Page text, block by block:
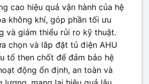
cao hiệu quả vận hành của hệ
không khí, góp phần tối ưu
và giảm thiểu rủi ro kỹ thuật.
chọn và lắp đặt tủ điện AHU
tố then chốt để đảm bảo hệ
động ổn định, an toàn và